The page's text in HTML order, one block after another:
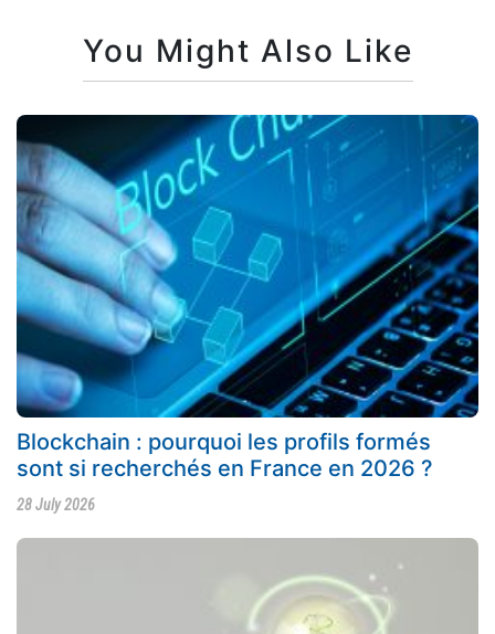
You Might Also Like
Blockchain : pourquoi les profils formés
sont si recherchés en France en 2026 ?
28 July 2026